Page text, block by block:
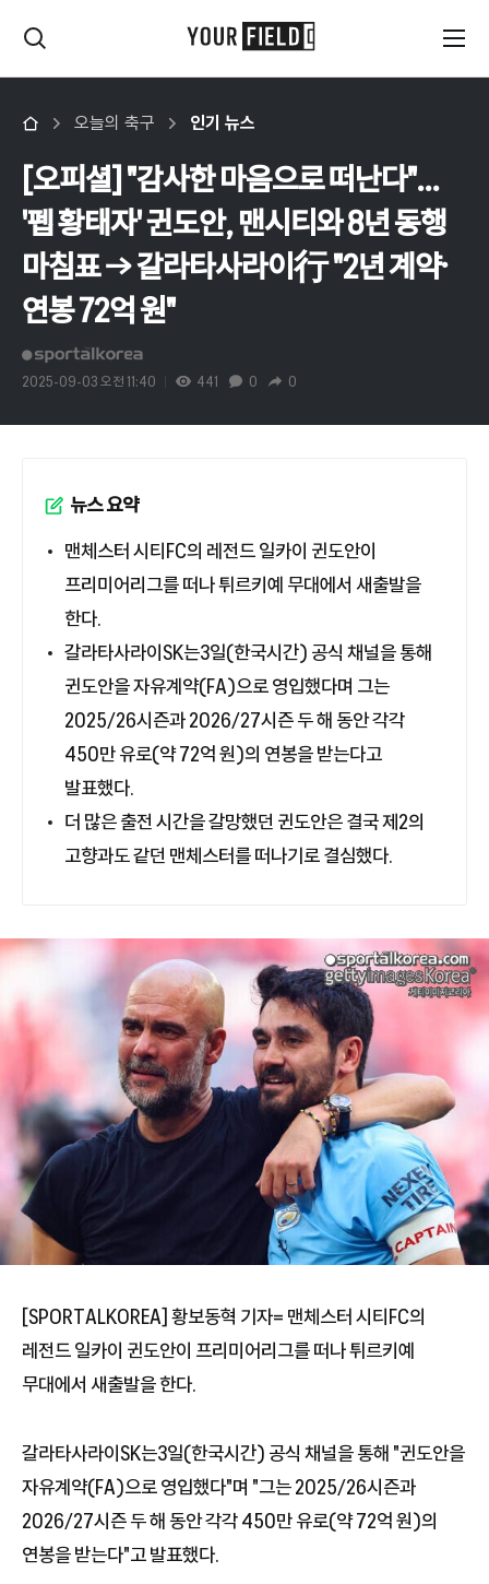
오늘의 축구 인기 뉴스
[오피셜] "감사한 마음으로 떠난다"…
'펩 황태자' 귄도안, 맨시티와 8년 동행
마침표 → 갈라타사라이行 "2년 계약·
연봉 72억 원"
2025-09-03 오전 11:40 441 0 0
뉴스 요약
맨체스터 시티FC의 레전드 일카이 귄도안이
프리미어리그를 떠나 튀르키예 무대에서 새출발을
한다.
갈라타사라이SK는3일(한국시간) 공식 채널을 통해
귄도안을 자유계약(FA)으로 영입했다며 그는
2025/26시즌과 2026/27시즌 두 해 동안 각각
450만 유로(약 72억 원)의 연봉을 받는다고
발표했다.
더 많은 출전 시간을 갈망했던 귄도안은 결국 제2의
고향과도 같던 맨체스터를 떠나기로 결심했다.
[SPORTALKOREA] 황보동혁 기자= 맨체스터 시티FC의
레전드 일카이 귄도안이 프리미어리그를 떠나 튀르키예
무대에서 새출발을 한다.
갈라타사라이SK는3일(한국시간) 공식 채널을 통해 "귄도안을
자유계약(FA)으로 영입했다"며 "그는 2025/26시즌과
2026/27시즌 두 해 동안 각각 450만 유로(약 72억 원)의
연봉을 받는다"고 발표했다.